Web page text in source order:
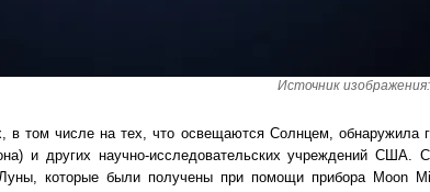
Источник
том числе на тех, что освещаются Солнцем, обнаружила
и других научно-исследовательских учреждений США.
которые были получены при помощи прибора Moon